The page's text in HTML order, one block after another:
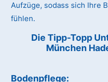
Aufzüge, sodass sich Ihre
fühlen.
Die Tipp-Topp
München
Bodenpflege: